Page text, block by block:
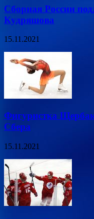
Сборная России
Кудряшова
15.11.2021
Фигуристка
Сбера
15.11.2021